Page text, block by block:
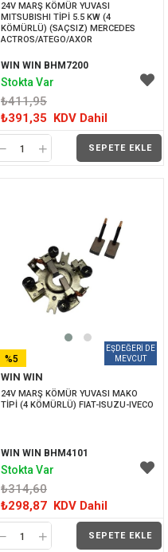
24V MARŞ KÖMÜR YUVASI
MITSUBISHI TİPİ 5.5 KW (4
KÖMÜRLÜ) (SAÇSIZ) MERCEDES
ACTROS/ATEGO/AXOR
WIN WIN BHM7200
₺411,95
₺391,35 KDV Dahil
SEPETE EKLE
Stokta Var
WIN WIN
24V MARŞ KÖMÜR YUVASI MAKO
TİPİ (4 KÖMÜRLÜ) FIAT-ISUZU-IVECO
WIN WIN BHM4101
₺314,60
₺298,87 KDV Dahil
SEPETE EKLE
%5
İNDIRIM
Stokta Var